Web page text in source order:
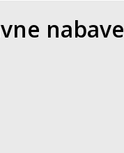
nabave